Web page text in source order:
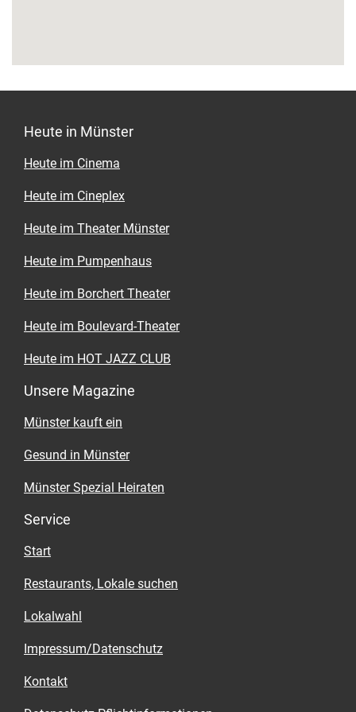
zusätzlich verfügbar. Kaffee, Kuchen sowie
können – wie praktisch! – aus der Küche der
„Leibeslust“ nebenan gebracht werden.
Heute in Münster
Heute im Cinema
Heute im Cineplex
Heute im Theater Münster
Heute im Pumpenhaus
Heute im Borchert Theater
Heute im Boulevard-Theater
Heute im HOT JAZZ CLUB
Unsere Magazine
Münster kauft ein
Gesund in Münster
Münster Spezial Heiraten
Service
Start
Restaurants, Lokale suchen
Lokalwahl
Impressum/Datenschutz
Kontakt